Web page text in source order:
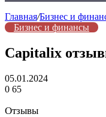
Главная/Бизнес и
Бизнес и финансы
Capitalix
05.01.2024
0 65
Отзывы